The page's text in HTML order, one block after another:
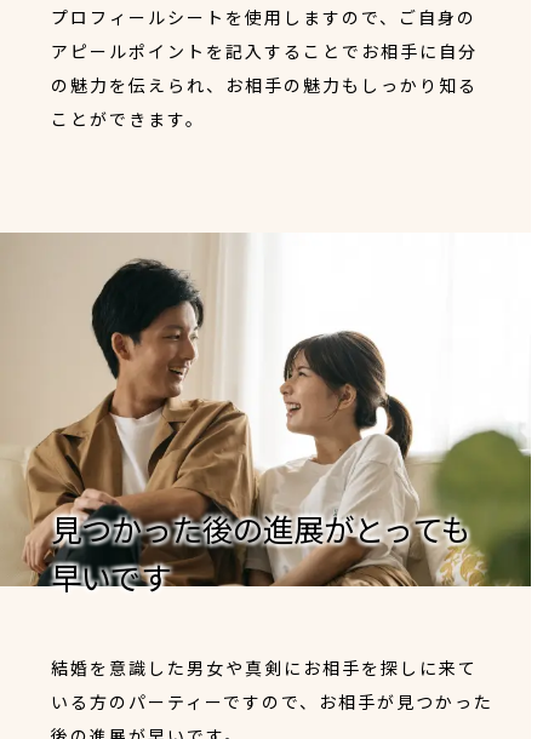
プロフィールシートを使用しますので、ご自身の
アピールポイントを記入することでお相手に自分
の魅力を伝えられ、お相手の魅力もしっかり知る
ことができます。
見つかった後の進展がとっても
早いです
結婚を意識した男女や真剣にお相手を探しに来て
いる方のパーティーですので、お相手が見つかった